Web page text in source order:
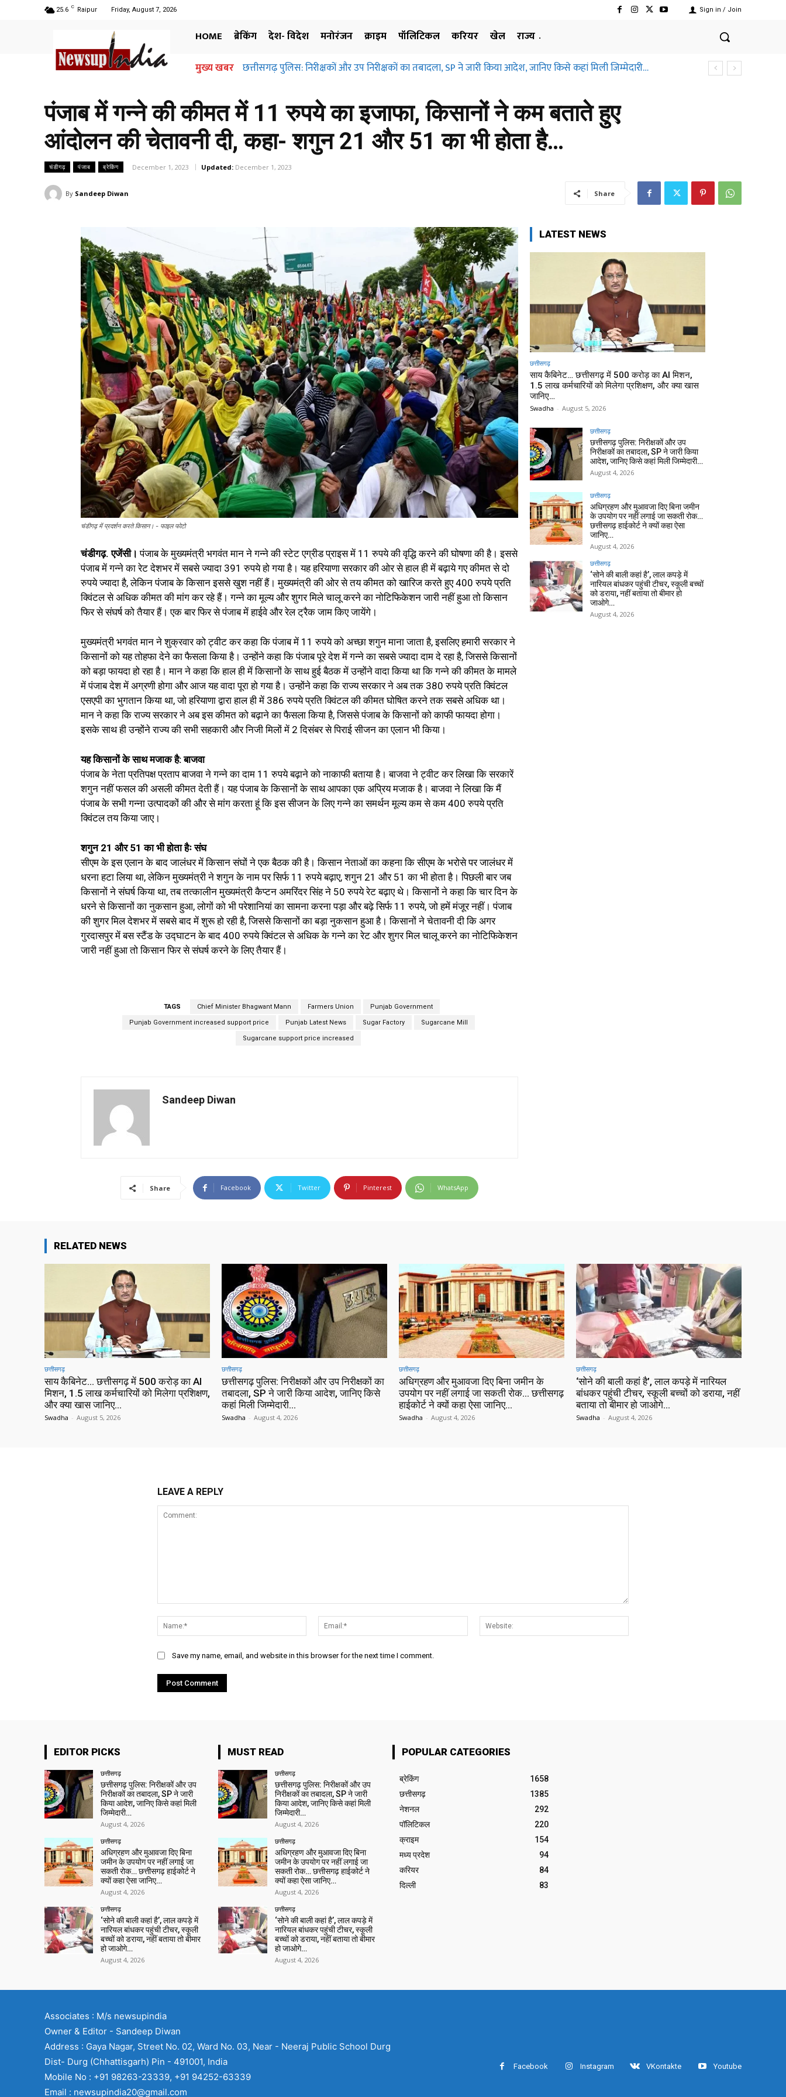
25.6 C Raipur Friday, August 7, 2026 Sign in / Join
HOME ब्रेकिंग देश- विदेश मनोरंजन क्राइम पॉलिटिकल करियर खेल
राज्य
मुख्य खबर छत्तीसगढ़ पुलिस: निरीक्षकों और उप निरीक्षकों का तबादला, SP ने जारी किया आदेश, जानिए किसे कहां मिली जिम्मेदारी…
पंजाब में गन्ने की कीमत में 11 रुपये का इजाफा, किसानों ने कम बताते हुए
आंदोलन की चेतावनी दी, कहा- शगुन 21 और 51 का भी होता है…
चंडीगढ़ पंजाब ब्रेकिंग December 1, 2023 Updated: December 1, 2023
By Sandeep Diwan Share
चंडीगढ़ में प्रदर्शन करते किसान। - फाइल फोटो
चंडीगढ़. एजेंसी।पंजाब के मुख्यमंत्री भगवंत मान ने गन्ने की स्टेट एग्रीड प्राइस में 11 रुपये की वृद्धि करने की घोषणा की है। इससे
पंजाब में गन्ने का रेट देशभर में सबसे ज्यादा 391 रुपये हो गया है। यह हरियाणा सरकार की ओर से हाल ही में बढ़ाये गए कीमत से दो
रुपये ज्यादा है, लेकिन पंजाब के किसान इससे खुश नहीं हैं। मुख्यमंत्री की ओर से तय कीमत को खारिज करते हुए 400 रुपये प्रति
क्विंटल से अधिक कीमत की मांग कर रहे हैं। गन्ने का मूल्य और शुगर मिले चालू करने का नोटिफिकेशन जारी नहीं हुआ तो किसान
फिर से संघर्ष को तैयार हैं। एक बार फिर से पंजाब में हाईवे और रेल ट्रैक जाम किए जायेंगे।
मुख्यमंत्री भगवंत मान ने शुक्रवार को ट्वीट कर कहा कि पंजाब में 11 रुपये को अच्छा शगुन माना जाता है, इसलिए हमारी सरकार ने
किसानों को यह तोहफा देने का फैसला किया है। उन्होंने कहा कि पंजाब पूरे देश में गन्ने का सबसे ज्यादा दाम दे रहा है, जिससे किसानों
को बड़ा फायदा हो रहा है। मान ने कहा कि हाल ही में किसानों के साथ हुई बैठक में उन्होंने वादा किया था कि गन्ने की कीमत के मामले
में पंजाब देश में अग्रणी होगा और आज यह वादा पूरा हो गया है। उन्होंने कहा कि राज्य सरकार ने अब तक 380 रुपये प्रति क्विंटल
एसएपी का भुगतान किया था, जो हरियाणा द्वारा हाल ही में 386 रुपये प्रति क्विंटल की कीमत घोषित करने तक सबसे अधिक था।
मान ने कहा कि राज्य सरकार ने अब इस कीमत को बढ़ाने का फैसला किया है, जिससे पंजाब के किसानों को काफी फायदा होगा।
इसके साथ ही उन्होंने राज्य की सभी सहकारी और निजी मिलों में 2 दिसंबर से पिराई सीजन का एलान भी किया।
यह किसानों के साथ मजाक है: बाजवा
पंजाब के नेता प्रतिपक्ष प्रताप बाजवा ने गन्ने का दाम 11 रुपये बढ़ाने को नाकाफी बताया है। बाजवा ने ट्वीट कर लिखा कि सरकारें
शगुन नहीं फसल की असली कीमत देती हैं। यह पंजाब के किसानों के साथ आपका एक अप्रिय मजाक है। बाजवा ने लिखा कि मैं
पंजाब के सभी गन्ना उत्पादकों की और से मांग करता हूं कि इस सीजन के लिए गन्ने का समर्थन मूल्य कम से कम 400 रुपये प्रति
क्विंटल तय किया जाए।
शगुन 21 और 51 का भी होता हैः संघ
सीएम के इस एलान के बाद जालंधर में किसान संघों ने एक बैठक की है। किसान नेताओं का कहना कि सीएम के भरोसे पर जालंधर में
धरना हटा लिया था, लेकिन मुख्यमंत्री ने शगुन के नाम पर सिर्फ 11 रुपये बढ़ाए, शगुन 21 और 51 का भी होता है। पिछली बार जब
किसानों ने संघर्ष किया था, तब तत्कालीन मुख्यमंत्री कैप्टन अमरिंदर सिंह ने 50 रुपये रेट बढ़ाए थे। किसानों ने कहा कि चार दिन के
धरने से किसानों का नुकसान हुआ, लोगों को भी परेशानियां का सामना करना पड़ा और बढ़े सिर्फ 11 रुपये, जो हमें मंजूर नहीं। पंजाब
की शुगर मिल देशभर में सबसे बाद में शुरू हो रही है, जिससे किसानों का बड़ा नुकसान हुआ है। किसानों ने चेतावनी दी कि अगर
गुरदासपुर में बस स्टैंड के उद्घाटन के बाद 400 रुपये क्विंटल से अधिक के गन्ने का रेट और शुगर मिल चालू करने का नोटिफिकेशन
जारी नहीं हुआ तो किसान फिर से संघर्ष करने के लिए तैयार हैं।
TAGS Chief Minister Bhagwant Mann Farmers Union Punjab Government
Punjab Government increased support price Punjab Latest News Sugar Factory Sugarcane Mill
Sugarcane support price increased
Sandeep Diwan
Share Facebook Twitter Pinterest WhatsApp
LATEST NEWS
छत्तीसगढ़
साय कैबिनेट… छत्तीसगढ़ में 500 करोड़ का AI मिशन,
1.5 लाख कर्मचारियों को मिलेगा प्रशिक्षण, और क्या खास
जानिए…
Swadha - August 5, 2026
छत्तीसगढ़
छत्तीसगढ़ पुलिस: निरीक्षकों और उप
निरीक्षकों का तबादला, SP ने जारी किया
आदेश, जानिए किसे कहां मिली जिम्मेदारी…
August 4, 2026
छत्तीसगढ़
अधिग्रहण और मुआवजा दिए बिना जमीन
के उपयोग पर नहीं लगाई जा सकती रोक…
छत्तीसगढ़ हाईकोर्ट ने क्यों कहा ऐसा
जानिए…
August 4, 2026
छत्तीसगढ़
‘सोने की बाली कहां है’, लाल कपड़े में
नारियल बांधकर पहुंची टीचर, स्कूली बच्चों
को डराया, नहीं बताया तो बीमार हो
जाओगे…
August 4, 2026
RELATED NEWS
छत्तीसगढ़
साय कैबिनेट… छत्तीसगढ़ में 500 करोड़ का AI
मिशन, 1.5 लाख कर्मचारियों को मिलेगा प्रशिक्षण,
और क्या खास जानिए…
Swadha - August 5, 2026
छत्तीसगढ़
छत्तीसगढ़ पुलिस: निरीक्षकों और उप निरीक्षकों का
तबादला, SP ने जारी किया आदेश, जानिए किसे
कहां मिली जिम्मेदारी…
Swadha - August 4, 2026
छत्तीसगढ़
अधिग्रहण और मुआवजा दिए बिना जमीन के
उपयोग पर नहीं लगाई जा सकती रोक… छत्तीसगढ़
हाईकोर्ट ने क्यों कहा ऐसा जानिए…
Swadha - August 4, 2026
छत्तीसगढ़
‘सोने की बाली कहां है’, लाल कपड़े में नारियल
बांधकर पहुंची टीचर, स्कूली बच्चों को डराया, नहीं
बताया तो बीमार हो जाओगे…
Swadha - August 4, 2026
LEAVE A REPLY
Name:*
Email:*
Save my name, email, and website in this browser for the next time I comment.
EDITOR PICKS
छत्तीसगढ़
छत्तीसगढ़ पुलिस: निरीक्षकों और उप
निरीक्षकों का तबादला, SP ने जारी
किया आदेश, जानिए किसे कहां मिली
जिम्मेदारी…
August 4, 2026
छत्तीसगढ़
अधिग्रहण और मुआवजा दिए बिना
जमीन के उपयोग पर नहीं लगाई जा
सकती रोक… छत्तीसगढ़ हाईकोर्ट ने
क्यों कहा ऐसा जानिए…
August 4, 2026
छत्तीसगढ़
‘सोने की बाली कहां है’, लाल कपड़े में
नारियल बांधकर पहुंची टीचर, स्कूली
बच्चों को डराया, नहीं बताया तो बीमार
हो जाओगे…
August 4, 2026
MUST READ
छत्तीसगढ़
छत्तीसगढ़ पुलिस: निरीक्षकों और उप
निरीक्षकों का तबादला, SP ने जारी
किया आदेश, जानिए किसे कहां मिली
जिम्मेदारी…
August 4, 2026
छत्तीसगढ़
अधिग्रहण और मुआवजा दिए बिना
जमीन के उपयोग पर नहीं लगाई जा
सकती रोक… छत्तीसगढ़ हाईकोर्ट ने
क्यों कहा ऐसा जानिए…
August 4, 2026
छत्तीसगढ़
‘सोने की बाली कहां है’, लाल कपड़े में
नारियल बांधकर पहुंची टीचर, स्कूली
बच्चों को डराया, नहीं बताया तो बीमार
हो जाओगे…
August 4, 2026
POPULAR CATEGORIES
ब्रेकिंग
1658
छत्तीसगढ़
1385
नेशनल
292
पॉलिटिकल
220
क्राइम
154
मध्य प्रदेश
94
करियर
84
दिल्ली
83
Associates : M/s newsupindia
Owner & Editor - Sandeep Diwan
Address : Gaya Nagar, Street No. 02, Ward No. 03, Near - Neeraj Public School Durg
Dist- Durg (Chhattisgarh) Pin - 491001, India
Mobile No : +91 98263-23339, +91 94252-63339
Email : newsupindia20@gmail.com
Facebook Instagram VKontakte Youtube